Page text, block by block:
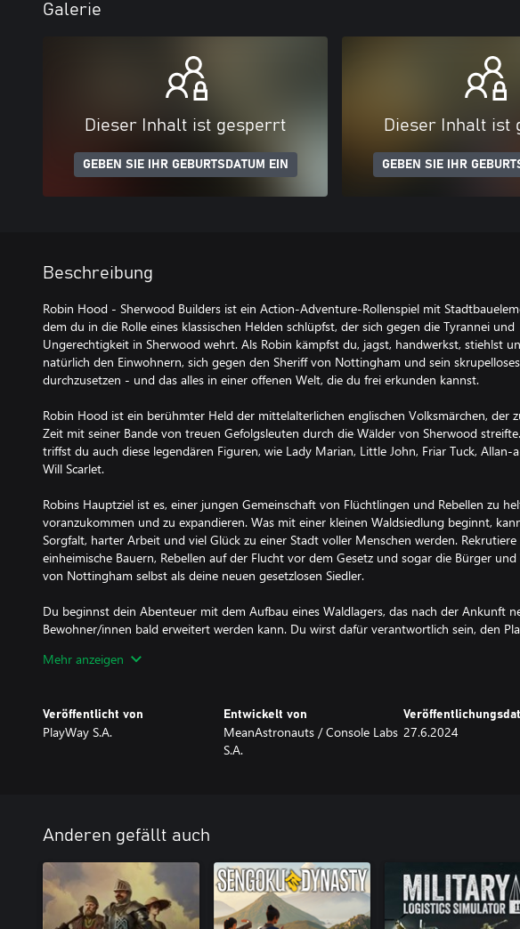
Galerie
Dieser Inhalt ist gesperrt
GEBEN SIE IHR GEBURTSDATUM EIN
Dieser Inhalt ist
GEBEN SIE IHR
Beschreibung
Robin Hood - Sherwood Builders ist ein Action-Adventure-Rollenspiel mit
dem du in die Rolle eines klassischen Helden schlüpfst, der sich gegen die Tyrannei und
Ungerechtigkeit in Sherwood wehrt. Als Robin kämpfst du, jagst, handwerkst, stiehlst
natürlich den Einwohnern, sich gegen den Sheriff von Nottingham und sein
durchzusetzen - und das alles in einer offenen Welt, die du frei erkunden kannst.
Robin Hood ist ein berühmter Held der mittelalterlichen englischen Volksmärchen, der
Zeit mit seiner Bande von treuen Gefolgsleuten durch die Wälder von Sherwood
triffst du auch diese legendären Figuren, wie Lady Marian, Little John, Friar Tuck, Allan-
Will Scarlet.
Robins Hauptziel ist es, einer jungen Gemeinschaft von Flüchtlingen und Rebellen zu
voranzukommen und zu expandieren. Was mit einer kleinen Waldsiedlung beginnt,
Sorgfalt, harter Arbeit und viel Glück zu einer Stadt voller Menschen werden. Rekrutiere
einheimische Bauern, Rebellen auf der Flucht vor dem Gesetz und sogar die Bürger und
von Nottingham selbst als deine neuen gesetzlosen Siedler.
Du beginnst dein Abenteuer mit dem Aufbau eines Waldlagers, das nach der Ankunft
Bewohner/innen bald erweitert werden kann. Du wirst dafür verantwortlich sein, den
Ressourcen der Siedlung zu verwalten, indem du sie entweder selbst sammelst oder sie
und Adelshöfen stiehlst.
setzen? Ihr Schicksal liegt in deiner Hand!
Mehr anzeigen
Veröffentlicht von
PlayWay S.A.
Entwickelt von
MeanAstronauts / Console Labs
S.A.
27.6.2024
Anderen gefällt auch